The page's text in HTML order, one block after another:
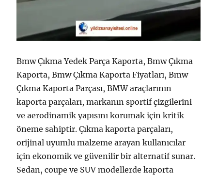
Bmw Çıkma Yedek Parça Kaporta, Bmw Çıkma
Kaporta, Bmw Çıkma Kaporta Fiyatları, Bmw
Çıkma Kaporta Parçası, BMW araçlarının
kaporta parçaları, markanın sportif çizgilerini
ve aerodinamik yapısını korumak için kritik
öneme sahiptir. Çıkma kaporta parçaları,
orijinal uyumlu malzeme arayan kullanıcılar
için ekonomik ve güvenilir bir alternatif sunar.
Sedan, coupe ve SUV modellerde kaporta